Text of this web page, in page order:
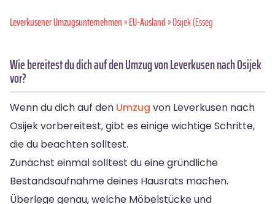
Leverkusener Umzugsunternehmen»EU-Ausland» Osijek (Esseg
Wie bereitest du dich auf den Umzug von Leverkusen nach Osijek
vor?
Wenn du dich auf den Umzug von Leverkusen nach
Osijek vorbereitest, gibt es einige wichtige Schritte,
die du beachten solltest.
Zunächst einmal solltest du eine gründliche
Bestandsaufnahme deines Hausrats machen.
Überlege genau, welche Möbelstücke und